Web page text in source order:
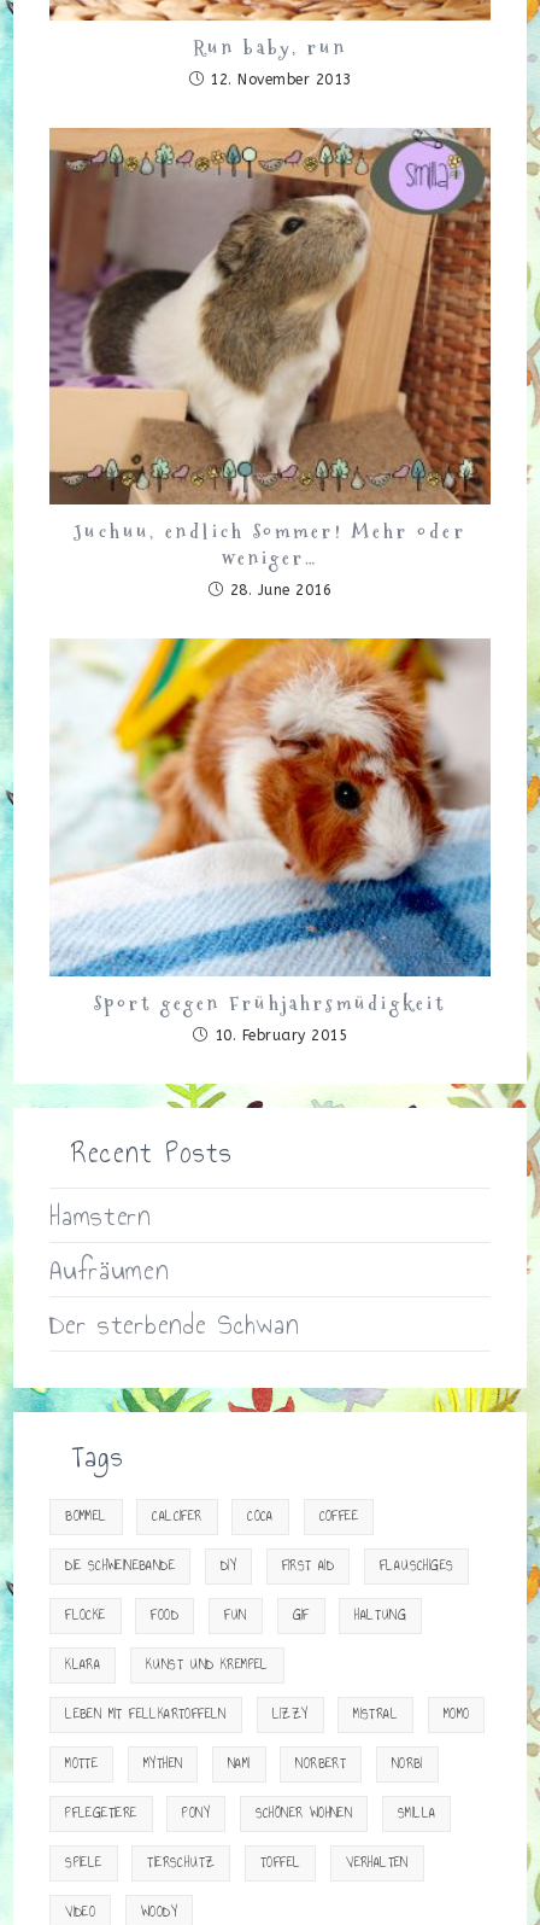
Run baby, run
12. November 2013
Juchuu, endlich Sommer! Mehr oder
weniger…
28. June 2016
Sport gegen Frühjahrsmüdigkeit
10. February 2015
Recent Posts
Hamstern
Aufräumen
Der sterbende Schwan
Tags
BOMMEL CALCIFER COCA COFFEE
DIE SCHWEINEBANDE DIY FIRST AID FLAUSCHIGES
FLOCKE FOOD FUN GIF HALTUNG
KLARA KUNST UND KREMPEL
LEBEN MIT FELLKARTOFFELN LIZZY MISTRAL MOMO
MOTTE MYTHEN NAMI NORBERT NORBI
PFLEGETIERE PONY SCHÖNER WOHNEN SMILLA
SPIELE TIERSCHUTZ TOFFEL VERHALTEN
VIDEO WOODY